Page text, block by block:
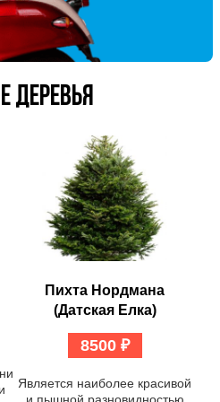
ДЕРЕВЬЯ
Пихта Нордмана
(Датская Елка)
8500 ₽
Является наиболее красивой